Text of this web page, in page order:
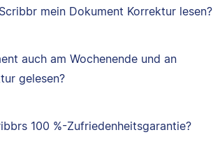
mein Dokument Korrektur lesen?
auch am Wochenende und an
gelesen?
100 %-Zufriedenheitsgarantie?